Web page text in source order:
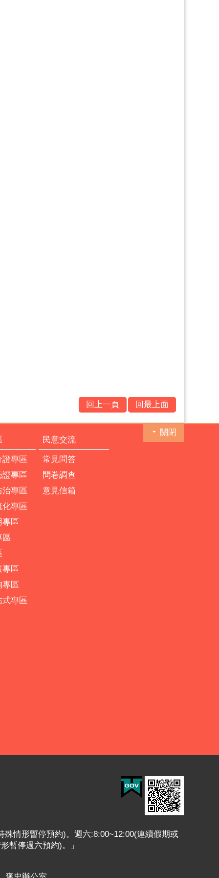
回上一頁 回最上面
關閉
證專區
證專區
治專區
化專區
專區
區
專區
專區
式專區
民意交流
常見問答
問卷調查
意見信箱
殊情形暫停預約)。週六:8:00~12:00(連續假期或
暫停週六預約)。」